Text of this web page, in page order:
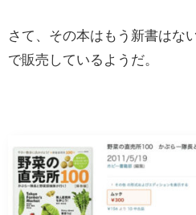
さて、その本はもう新書はな
で販売しているようだ。